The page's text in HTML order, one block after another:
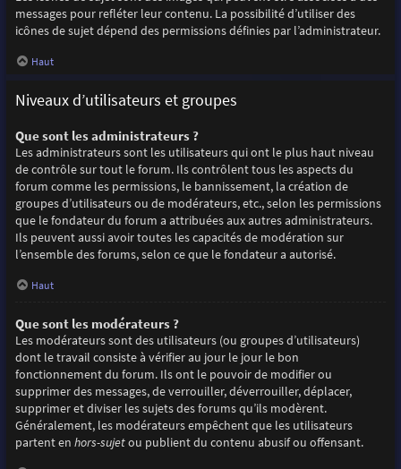
messages pour refléter leur contenu. La possibilité d’utiliser des
icônes de sujet dépend des permissions définies par l’administrateur.
Haut
Niveaux d’utilisateurs et groupes
Que sont les administrateurs ?
Les administrateurs sont les utilisateurs qui ont le plus haut niveau
de contrôle sur tout le forum. Ils contrôlent tous les aspects du
forum comme les permissions, le bannissement, la création de
groupes d’utilisateurs ou de modérateurs, etc., selon les permissions
que le fondateur du forum a attribuées aux autres administrateurs.
Ils peuvent aussi avoir toutes les capacités de modération sur
l’ensemble des forums, selon ce que le fondateur a autorisé.
Haut
Que sont les modérateurs ?
Les modérateurs sont des utilisateurs (ou groupes d’utilisateurs)
dont le travail consiste à vérifier au jour le jour le bon
fonctionnement du forum. Ils ont le pouvoir de modifier ou
supprimer des messages, de verrouiller, déverrouiller, déplacer,
supprimer et diviser les sujets des forums qu’ils modèrent.
Généralement, les modérateurs empêchent que les utilisateurs
partent en hors-sujetou publient du contenu abusif ou offensant.